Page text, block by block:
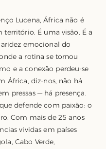
Lucena, África não é
território. É uma visão. É a
aridez emocional do
a rotina se tornou
e a conexão perdeu-se
África, diz-nos, não há
pressas — há presença.
defende com paixão: o
Com mais de 25 anos
vividas em países
Cabo Verde,